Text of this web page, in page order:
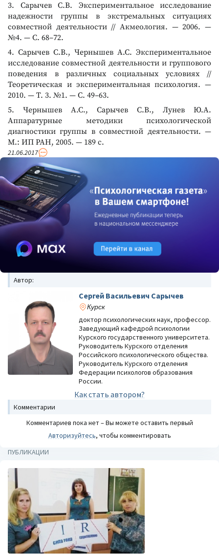
3. Сарычев С.В. Экспериментальное исследование
надежности группы в экстремальных ситуациях
совместной деятельности // Акмеология. — 2006. —
№4. — С. 68–72.
4. Сарычев С.В., Чернышев А.С. Экспериментальное
исследование совместной деятельности и группового
поведения в различных социальных условиях //
Теоретическая и экспериментальная психология. —
2010. — Т. 3. №1. — С. 49–63.
5. Чернышев А.С., Сарычев С.В., Лунев Ю.А.
Аппаратурные методики психологической
диагностики группы в совместной деятельности. —
М.: ИП РАН, 2005. — 189 с.
21.06.2017
Автор:
Сергей Васильевич Сарычев
Курск
доктор психологических наук, профессор.
Заведующий кафедрой психологии
Курского государственного университета.
Руководитель Курского отделения
Российского психологического общества.
Руководитель Курского отделения
Федерации психологов образования
России.
Как стать автором?
Комментарии
Комментариев пока нет – Вы можете оставить первый
Авторизуйтесь, чтобы комментировать
ПУБЛИКАЦИИ